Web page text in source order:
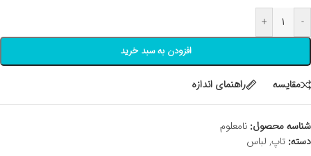
-
+
افزودن به سبد خرید
مقايسه راهنمای اندازه
شناسه محصول: نامعلوم
دسته: تاپ, لباس